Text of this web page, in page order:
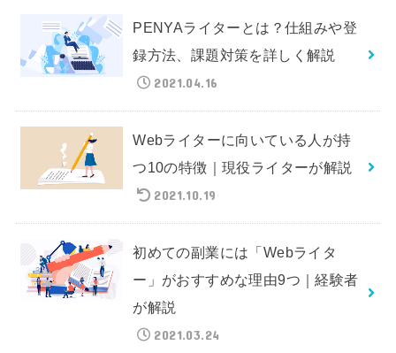
PENYAライターとは？仕組みや登
録方法、課題対策を詳しく解説
2021.04.16
Webライターに向いている人が持
つ10の特徴｜現役ライターが解説
2021.10.19
初めての副業には「Webライタ
ー」がおすすめな理由9つ｜経験者
が解説
2021.03.24